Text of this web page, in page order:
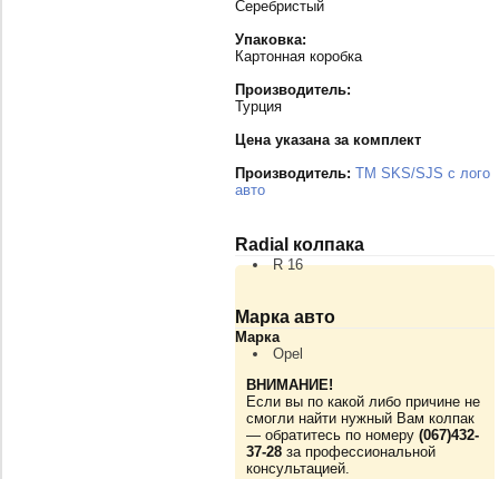
Серебристый
Упаковка:
Картонная коробка
Производитель:
Турция
Цена указана за комплект
Производитель: TM SKS/SJS с лого
авто
Radial колпака
R 16
Марка авто
Марка
Opel
ВНИМАНИЕ!
Если вы по какой либо причине не
смогли найти нужный Вам колпак
— обратитесь по номеру (067)432-
37-28 за профессиональной
консультацией.